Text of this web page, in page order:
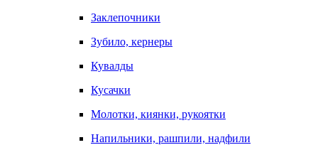
Заклепочники
Зубило, кернеры
Кувалды
Кусачки
Молотки, киянки, рукоятки
Напильники, рашпили, надфили